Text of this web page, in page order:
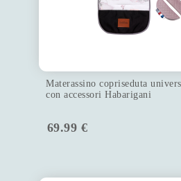
Materassino copriseduta
con accessori Habarigani
69.99 €